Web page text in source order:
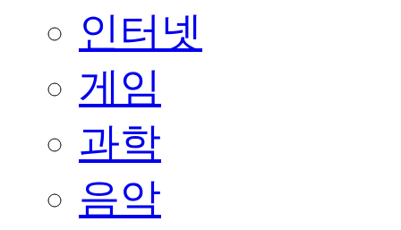
인터넷
게임
과학
음악